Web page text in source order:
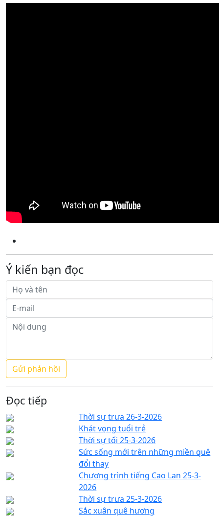
Ý kiến bạn đọc
Đọc tiếp
Thời sự trưa 26-3-2026
Khát vọng tuổi trẻ
Thời sự tối 25-3-2026
Sức sống mới trên những miền quê
đổi thay
Chương trình tiếng Cao Lan 25-3-
2026
Thời sự trưa 25-3-2026
Sắc xuân quê hương